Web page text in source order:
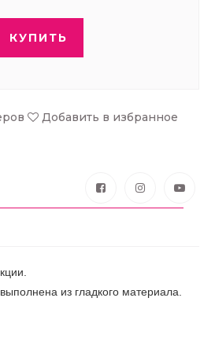
КУПИТЬ
Добавить в избранное
из гладкого материала.